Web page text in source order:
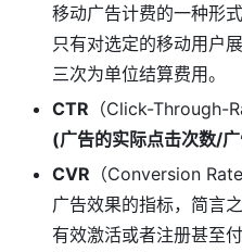
移动广告计费的一种形
只有对选定的移动用户
三次为单位结算费用。
CTR （Click-Through-
(广告的实际点击次数/
CVR （Conversion
广告效果的指标，简言
有效激活或者注册甚至